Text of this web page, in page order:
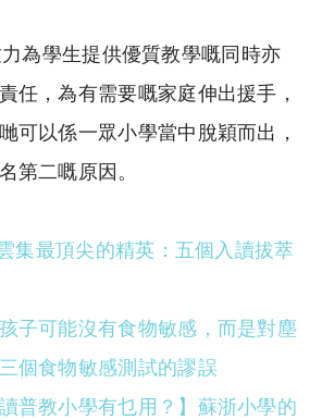
為學生提供優質教學嘅同時亦
任，為有需要嘅家庭伸出援手，
可以係一眾小學當中脫穎而出，
第二嘅原因。
集最頂尖的精英：五個入讀拔萃
子可能沒有食物敏感，而是對塵
個食物敏感測試的謬誤
普教小學有乜用？】蘇浙小學的